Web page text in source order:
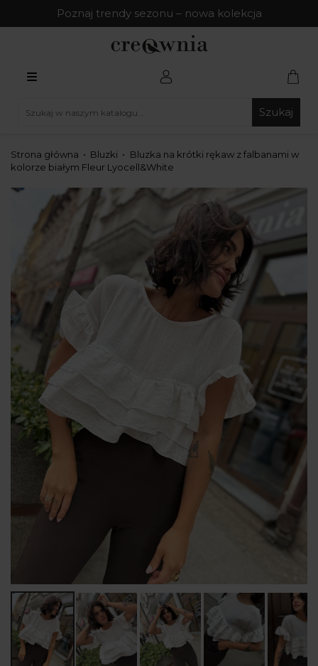
Poznaj trendy sezonu – nowa kolekcja
Szukaj
Strona główna Bluzki
Bluzka na krótki rękaw z falbanami w
kolorze białym Fleur Lyocell&White